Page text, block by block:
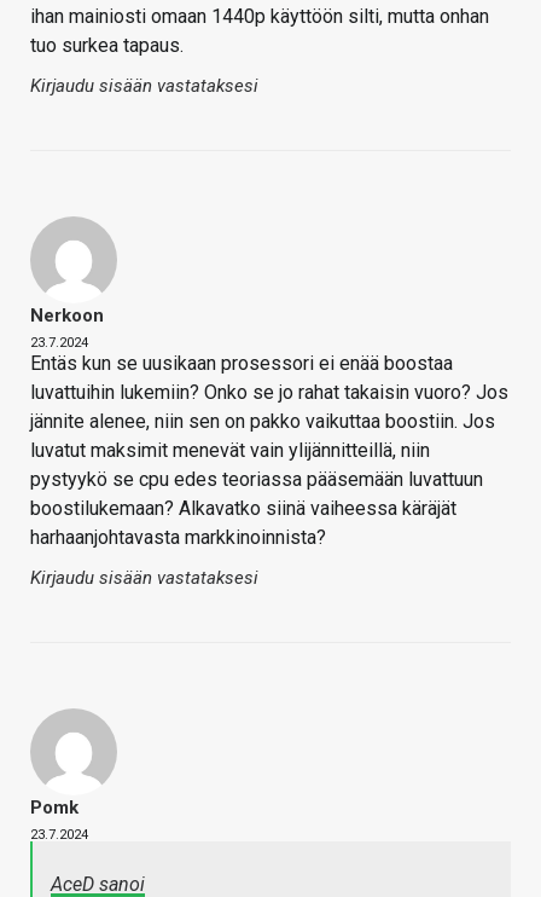
ihan mainiosti omaan 1440p käyttöön silti, mutta onhan
tuo surkea tapaus.
Kirjaudu sisään vastataksesi
Nerkoon
23.7.2024
Entäs kun se uusikaan prosessori ei enää boostaa
luvattuihin lukemiin? Onko se jo rahat takaisin vuoro? Jos
jännite alenee, niin sen on pakko vaikuttaa boostiin. Jos
luvatut maksimit menevät vain ylijännitteillä, niin
pystyykö se cpu edes teoriassa pääsemään luvattuun
boostilukemaan? Alkavatko siinä vaiheessa käräjät
harhaanjohtavasta markkinoinnista?
Kirjaudu sisään vastataksesi
Pomk
23.7.2024
AceD sanoi